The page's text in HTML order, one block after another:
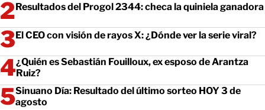
Resultados del Progol 2344: checa la quiniela ganadora
El CEO con visión de rayos X: ¿Dónde ver la serie viral?
¿Quién es Sebastián Fouilloux, ex esposo de Arantza
Ruiz?
Sinuano Día: Resultado del último sorteo HOY 3 de
agosto